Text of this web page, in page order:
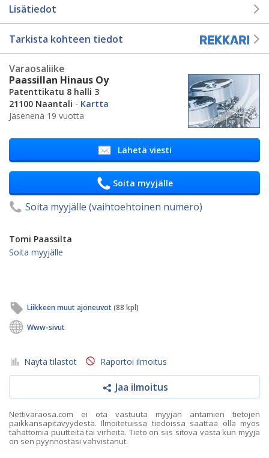
Lisätiedot
Tarkista kohteen tiedot
Varaosaliike
Paassillan Hinaus Oy
Patenttikatu 8 halli 3
21100 Naantali - Kartta
Jäsenenä 19 vuotta
Lähetä viesti
Soita myyjälle
Soita myyjälle (vaihtoehtoinen numero)
Tomi Paassilta
Soita myyjälle
Liikkeen muut ajoneuvot(88 kpl)
Www-sivut
Näytä tilastot Raportoi ilmoitus
Jaa ilmoitus
Nettivaraosa.com ei ota vastuuta myyjän antamien tietojen
paikkansapitävyydestä. Ilmoitetuissa tiedoissa saattaa olla myös
tahattomia puutteita tai virheitä. Tieto on siis sitova vasta kun myyjä
on sen pyynnöstäsi vahvistanut.